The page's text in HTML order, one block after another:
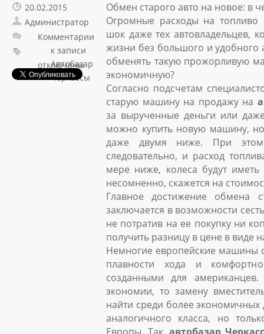
20.02.2015
Администратор
Комментарии
к записи
Автобазар
Черкассы
отключены
Обмен старого авто на новое: в
Огромные расходы на топливо
шок даже тех автовладельцев,
жизни без большого и удобного
обменять такую прожорливую
экономичную?
Согласно подсчетам
старую машину на продажу на
за вырученные деньги или
можно купить новую машину,
даже двумя ниже. При
следовательно, и расход
мере ниже, колеса будут
несомненно, скажется на
Главное достижение обмена
заключается в возможности
не потратив на ее покупку ни
получить разницу в цене в виде
Немногие европейские машины
плавности хода и
созданными для
экономии, то замену
найти среди более
аналогичного класса, но